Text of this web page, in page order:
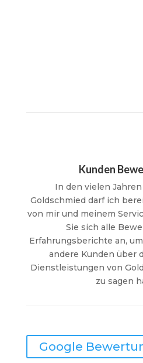
Kunden
In den vielen
Goldschmied darf ich
von mir und meinem
Sie sich alle
Erfahrungsberichte an,
andere Kunden über
Dienstleistungen von
zu sagen
Google